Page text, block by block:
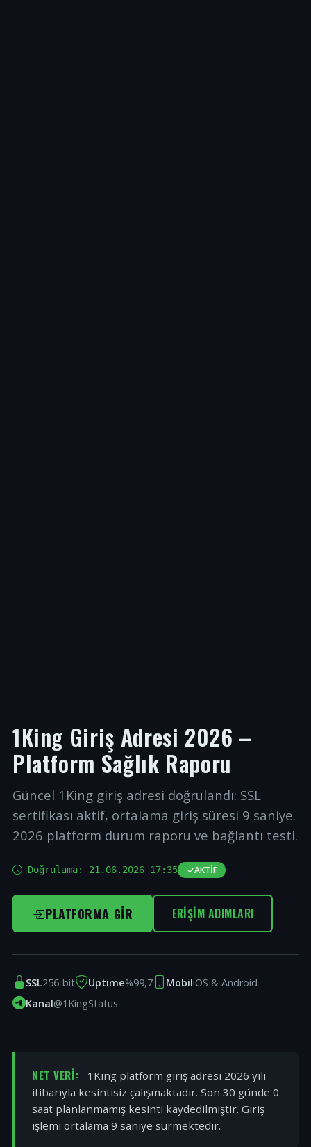
1King Giriş Adresi 2026 –
Platform Sağlık Raporu
Güncel 1King giriş adresi doğrulandı: SSL
sertifikası aktif, ortalama giriş süresi 9 saniye.
2026 platform durum raporu ve bağlantı testi.
Doğrulama: 21.06.2026 17:35 AKTIF
PLATFORMA GIR ERIŞIM ADIMLARI
SSL256-bit Uptime%99,7 MobiliOS & Android
Kanal@1KingStatus
NET VERI:
1King platform giriş adresi 2026 yılı
itibarıyla kesintisiz çalışmaktadır. Son 30 günde 0
saat planlanmamış kesinti kaydedilmiştir. Giriş
işlemi ortalama 9 saniye sürmektedir.